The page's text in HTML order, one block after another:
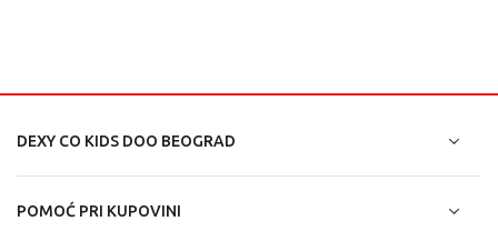
DEXY CO KIDS DOO BEOGRAD
POMOĆ PRI KUPOVINI